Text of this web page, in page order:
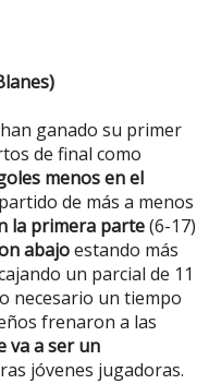
han ganado su primer
de final como
menos en el
de más a menos
la primera parte(6-17)
abajoestando más
un parcial de 11
necesario un tiempo
frenaron a las
va a ser un
jóvenes jugadoras.